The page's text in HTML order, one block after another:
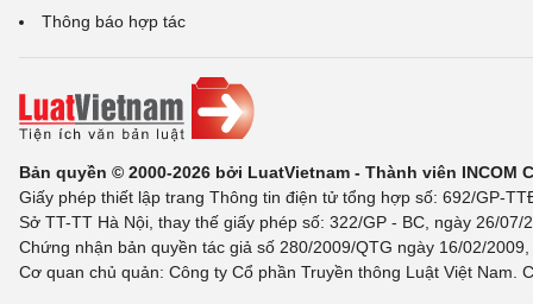
Thông báo hợp tác
Bản quyền © 2000-2026 bởi LuatVietnam - Thành viên INCOM
Giấy phép thiết lập trang Thông tin điện tử tổng hợp số: 692/GP-
Sở TT-TT Hà Nội, thay thế giấy phép số: 322/GP - BC, ngày 26/
Chứng nhận bản quyền tác giả số 280/2009/QTG ngày 16/02/
Cơ quan chủ quản: Công ty Cổ phần Truyền thông Luật Việt Nam.